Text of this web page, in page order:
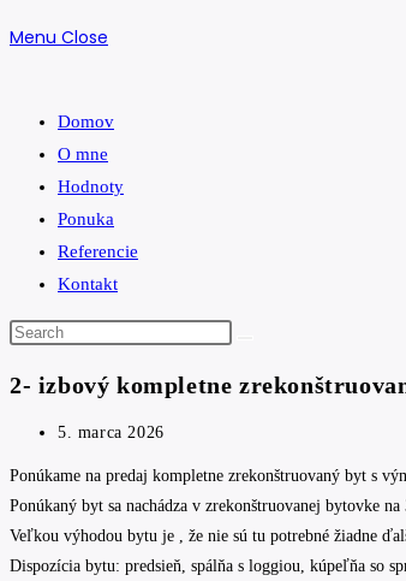
Menu Close
Domov
O mne
Hodnoty
Ponuka
Referencie
Kontakt
Search
website
2- izbový kompletne
Post
5. marca 2026
Ponúkame na predaj kompletne zrekonštruovaný byt s
Ponúkaný byt sa nachádza v zrekonštruovanej bytovke
Veľkou výhodou bytu je , že nie sú tu potrebné žiadne
Dispozícia bytu: predsieň, spálňa s loggiou, kúpeľňa so